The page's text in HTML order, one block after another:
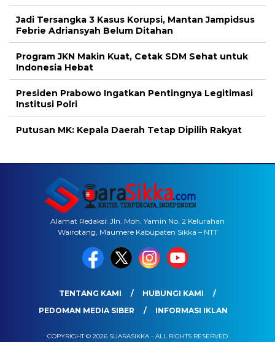
Jadi Tersangka 3 Kasus Korupsi, Mantan Jampidsus
Febrie Adriansyah Belum Ditahan
Program JKN Makin Kuat, Cetak SDM Sehat untuk
Indonesia Hebat
Presiden Prabowo Ingatkan Pentingnya Legitimasi
Institusi Polri
Putusan MK: Kepala Daerah Tetap Dipilih Rakyat
Alamat Redaksi: Jln. Moh. Yamin No. 2 Kelurahan
Wairotang, Maumere Kabupaten Sikka – NTT
TENTANG KAMI
HUBUNGI KAMI
PEDOMAN MEDIA SIBER
INFORMASI IKLAN
COPYRIGHT © 2026 SUARASIKKA - ALL RIGHTS RESERVED